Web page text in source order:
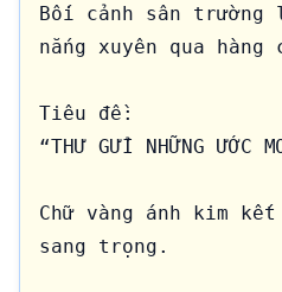
Bối cảnh sân trường
nắng xuyên qua hàng
Tiêu đề:
“THƯ GỬI NHỮNG ƯỚC
Chữ vàng ánh kim
sang trọng.